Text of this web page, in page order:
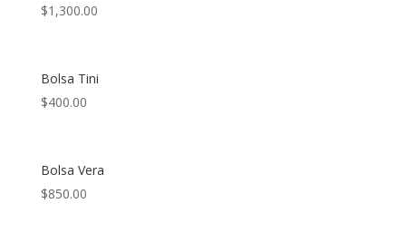
$1,300.00
Bolsa Tini
$400.00
Bolsa Vera
$850.00